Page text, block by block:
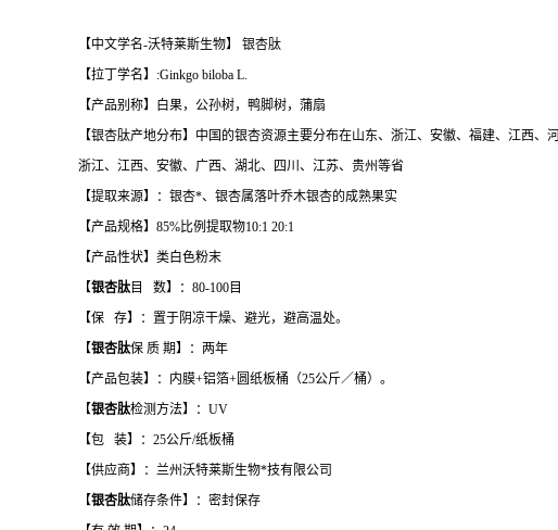
【中文学名-沃特莱斯生物】 银杏肽
【拉丁学名】:Ginkgo biloba L.
【产品别称】白果，公孙树，鸭脚树，蒲扇
【银杏肽产地分布】中国的银杏资源主要分布在山东、浙江、安徽、福建、江西
浙江、江西、安徽、广西、湖北、四川、江苏、贵州等省
【提取来源】：银杏*、银杏属落叶乔木银杏的成熟果实
【产品规格】85%比例提取物10:1 20:1
【产品性状】类白色粉末
【银杏肽目 数】：80-100目
【保 存】：置于阴凉干燥、避光，避高温处。
【银杏肽保 质 期】：两年
【产品包装】：内膜+铝箔+圆纸板桶（25公斤／桶）。
【银杏肽检测方法】：UV
【包 装】：25公斤/纸板桶
【供应商】：兰州沃特莱斯生物*技有限公司
【银杏肽储存条件】：密封保存